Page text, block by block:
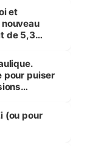
et
de 5,3
pour puiser
(ou pour